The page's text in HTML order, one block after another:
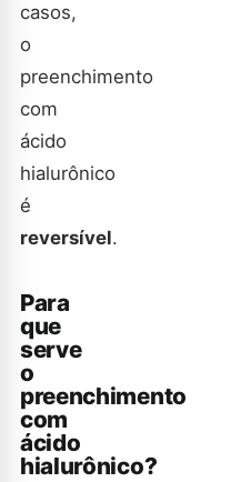
casos,
o
preenchimento
com
ácido
hialurônico
é
reversível.
Para
que
serve
o
preenchimento
com
ácido
hialurônico?